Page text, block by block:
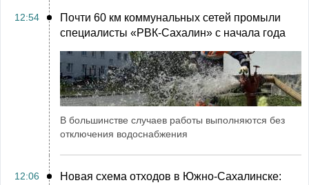
12:54
Почти 60 км коммунальных сетей промыли
специалисты «РВК‑Сахалин» с начала года
В большинстве случаев работы выполняются без
отключения водоснабжения
12:06
Новая схема отходов в Южно-Сахалинске: